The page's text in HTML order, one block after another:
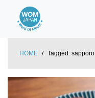
HOME / Tagged: sapporo